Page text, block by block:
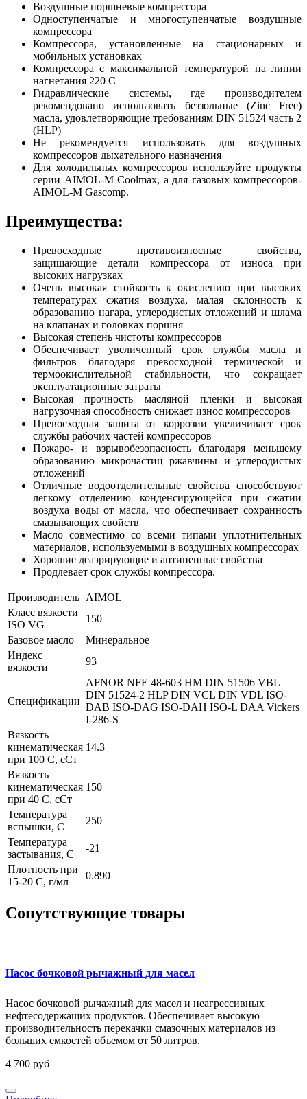
Воздушные поршневые компрессора
Одноступенчатые и многоступенчатые воздушные
компрессора
Компрессора, установленные на стационарных и
мобильных установках
Компрессора с максимальной температурой на линии
нагнетания 220 С
Гидравлические системы, где производителем
рекомендовано использовать беззольные (Zinc Free)
масла, удовлетворяющие требованиям DIN 51524 часть 2
(HLP)
Не рекомендуется использовать для воздушных
компрессоров дыхательного назначения
Для холодильных компрессоров используйте продукты
серии AIMOL-M Coolmax, а для газовых компрессоров-
AIMOL-M Gascomp.
Преимущества:
Превосходные противоизносные свойства,
защищающие детали компрессора от износа при
высоких нагрузках
Очень высокая стойкость к окислению при высоких
температурах сжатия воздуха, малая склонность к
образованию нагара, углеродистых отложений и шлама
на клапанах и головках поршня
Высокая степень чистоты компрессоров
Обеспечивает увеличенный срок службы масла и
фильтров благодаря превосходной термической и
термоокислительной стабильности, что сокращает
эксплуатационные затраты
Высокая прочность масляной пленки и высокая
нагрузочная способность снижает износ компрессоров
Превосходная защита от коррозии увеличивает срок
службы рабочих частей компрессоров
Пожаро- и взрывобезопасность благодаря меньшему
образованию микрочастиц ржавчины и углеродистых
отложений
Отличные водоотделительные свойства способствуют
легкому отделению конденсирующейся при сжатии
воздуха воды от масла, что обеспечивает сохранность
смазывающих свойств
Масло совместимо со всеми типами уплотнительных
материалов, используемыми в воздушных компрессорах
Хорошие деаэрирующие и антипенные свойства
Продлевает срок службы компрессора.
Производитель AIMOL
Класс вязкости
ISO VG
150
Базовое масло
Минеральное
Индекс
вязкости
93
Спецификации
AFNOR NFE 48-603 HM DIN 51506 VBL
DIN 51524-2 HLP DIN VCL DIN VDL ISO-
DAB ISO-DAG ISO-DAH ISO-L DAA Vickers
I-286-S
Вязкость
кинематическая
при 100 С, сСт
14.3
Вязкость
кинематическая
при 40 С, сСт
150
Температура
вспышки, С
250
Температура
застывания, С
-21
Плотность при
15-20 С, г/мл
0.890
Сопутствующие товары
Насос бочковой рычажный для масел
Насос бочковой рычажный для масел и неагрессивных
нефтесодержащих продуктов. Обеспечивает высокую
производительность перекачки смазочных материалов из
больших емкостей объемом от 50 литров.
4 700 руб